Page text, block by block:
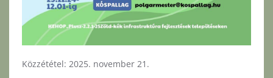
Közzététel: 2025. november 21.